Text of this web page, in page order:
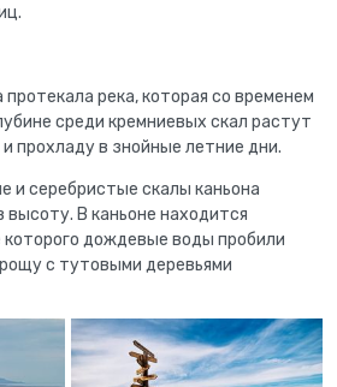
протекала река, которая со временем
среди кремниевых скал растут
прохладу в знойные летние дни.
и серебристые скалы каньона
В каньоне находится
которого дождевые воды пробили
с тутовыми деревьями